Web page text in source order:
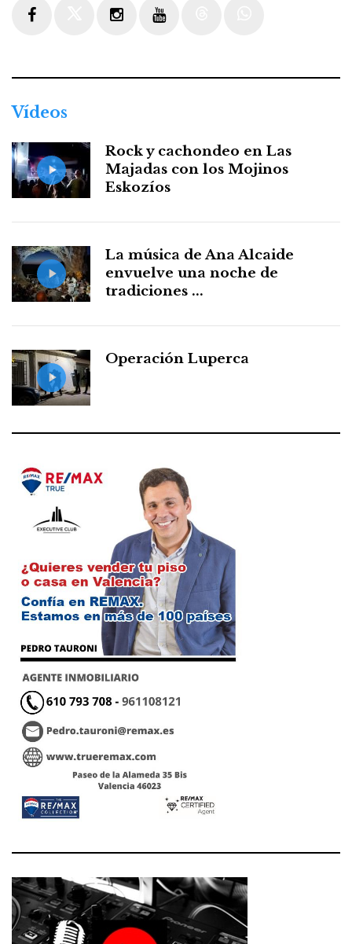
Vídeos
Rock y cachondeo en Las
Majadas con los Mojinos
Eskozíos
La música de Ana Alcaide
envuelve una noche de
tradiciones ...
Operación Luperca